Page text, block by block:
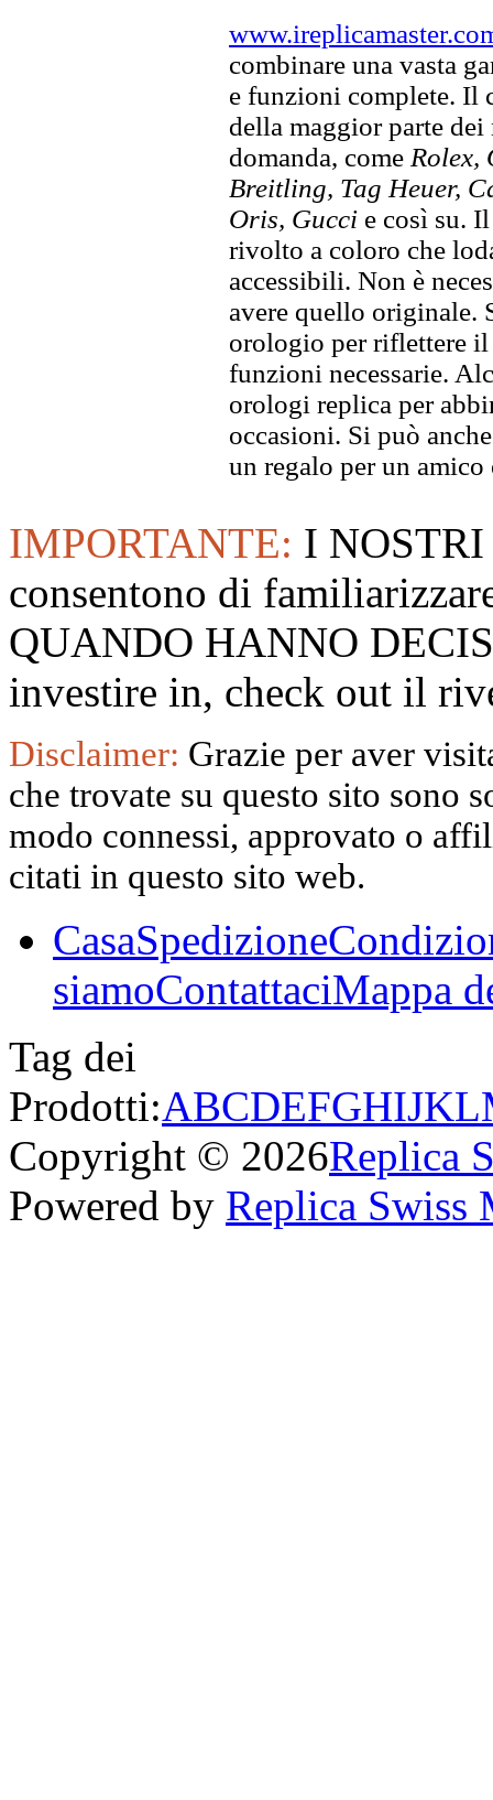
combinare una vasta
e funzioni complete. Il
della maggior parte
domanda, come Rolex,
Breitling, Tag Heuer,
Oris, Gucci e così su.
rivolto a coloro che
accessibili. Non è
avere quello originale.
orologio per riflettere
funzioni necessarie.
orologi replica per
occasioni. Si può
un regalo per un amico
IMPORTANTE: I
consentono di
QUANDO HANNO
investire in, check out il
Disclaimer: Grazie per aver
che trovate su questo sito sono
modo connessi, approvato o
citati in questo sito web.
CasaSpedizione
siamoContattaciMappa
Tag dei
Prodotti:ABCDEFGHIJKL
Copyright © 2026Replica
Powered by Replica Swiss